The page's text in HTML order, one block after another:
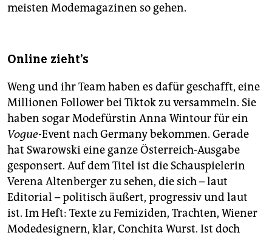
meisten Modemagazinen so gehen.
Online zieht's
Weng und ihr Team haben es dafür geschafft, eine
Millionen Follower bei Tiktok zu versammeln. Sie
haben sogar Modefürstin Anna Wintour für ein
Vogue-Event nach Germany bekommen. Gerade
hat Swarowski eine ganze Österreich-Ausgabe
gesponsert. Auf dem Titel ist die Schauspielerin
Verena Altenberger zu sehen, die sich – laut
Editorial – politisch äußert, progressiv und laut
ist. Im Heft: Texte zu Femiziden, Trachten, Wiener
Modedesignern, klar, Conchita Wurst. Ist doch